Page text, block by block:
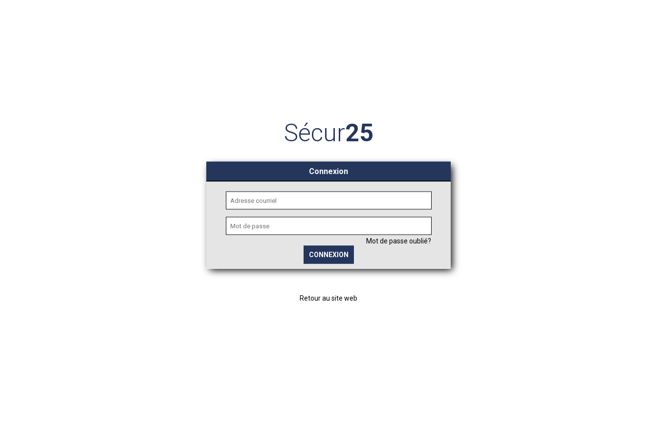
Sécur25
Connexion
Mot de passe oublié?
Retour au site web